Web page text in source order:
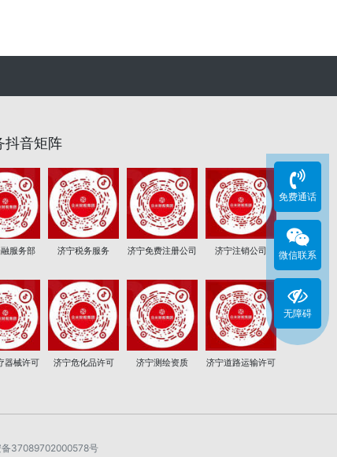
抖音矩阵
服务部 济宁税务服务 济宁免费注册公司 济宁注销公司
器械许可 济宁危化品许可 济宁测绘资质 济宁道路运输许可
备37089702000578号
免费通话
微信联系
无障碍